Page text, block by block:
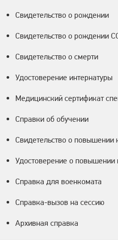
Свидетельство о рождении
Свидетельство о рождении
Свидетельство о смерти
Удостоверение интернатуры
Медицинский сертификат
Справки об обучении
Свидетельство о повышении
Удостоверение о повышении
Справка для военкомата
Справка-вызов на сессию
Архивная справка